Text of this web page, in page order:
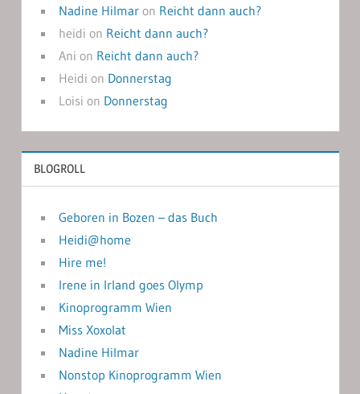
Nadine Hilmaron Reicht dann auch?
heidi on Reicht dann auch?
Ani on Reicht dann auch?
Heidi on Donnerstag
Loisi on Donnerstag
BLOGROLL
Geboren in Bozen – das Buch
Heidi@home
Hire me!
Irene in Irland goes Olymp
Kinoprogramm Wien
Miss Xoxolat
Nadine Hilmar
Nonstop Kinoprogramm Wien